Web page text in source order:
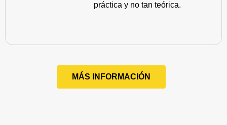
práctica y no tan teórica.
MÁS INFORMACIÓN